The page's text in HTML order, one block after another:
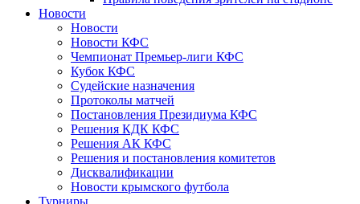
Новости
Новости
Новости КФС
Чемпионат Премьер-лиги КФС
Кубок КФС
Судейские назначения
Протоколы матчей
Постановления Президиума КФС
Решения КДК КФС
Решения АК КФС
Решения и постановления комитетов
Дисквалификации
Новости крымского футбола
Турниры